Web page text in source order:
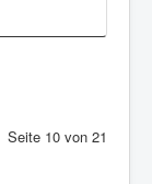
Seite 10 von 21